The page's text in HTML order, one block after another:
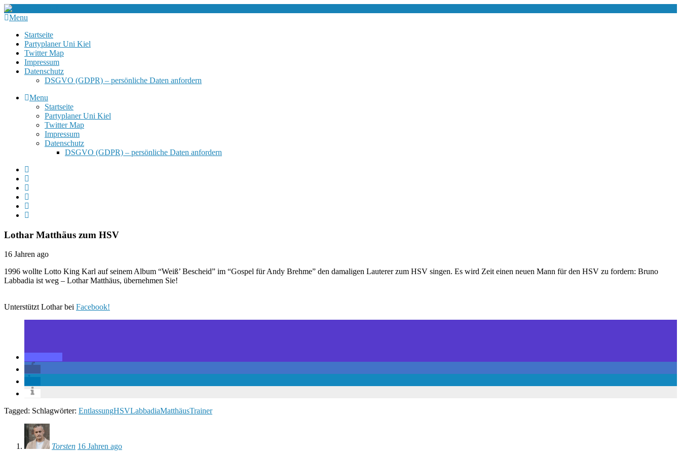
Menu
Startseite
Partyplaner Uni Kiel
Twitter Map
Impressum
Datenschutz
DSGVO (GDPR) – persönliche Daten anfordern
Menu
Startseite
Partyplaner Uni Kiel
Twitter Map
Impressum
Datenschutz
DSGVO (GDPR) – persönliche Daten anfordern
Lothar Matthäus zum HSV
16 Jahren ago
1996 wollte Lotto King Karl auf seinem Album “Weiß’ Bescheid” im “Gospel für Andy Brehme” den damaligen Lauterer zum HSV singen. Es wird Zeit einen neuen Mann für den HSV zu fordern: Bruno
Labbadia ist weg – Lothar Matthäus, übernehmen Sie!
Unterstützt Lothar bei Facebook!
Tagged: Schlagwörter: EntlassungHSVLabbadiaMatthäusTrainer
Torsten 16 Jahren ago